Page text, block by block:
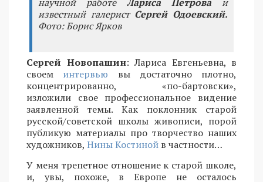
известный галерист Сергей Одоевский.
Фото: Борис Ярков
Сергей Новопашин: Лариса Евгеньевна, в
своем интервью вы достаточно плотно,
концентрированно, «по-бартовски»,
изложили свое профессиональное видение
заявленной темы. Как поклонник старой
русской/советской школы живописи, порой
публикую материалы про творчество наших
художников, Нины Костиной в частности…
У меня трепетное отношение к старой школе,
и, увы, похоже, в Европе не осталось